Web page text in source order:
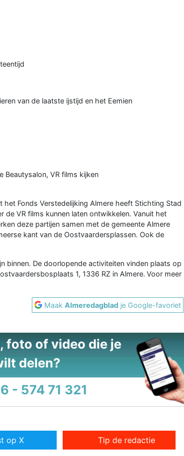
van de laatste ijstijd en het Eemien
Beautysalon, VR films kijken
het Fonds Verstedelijking Almere heeft Stichting Stad
VR films kunnen laten ontwikkelen. Vanuit het
deze partijen samen met de gemeente Almere
kant van de Oostvaardersplassen. Ook de
binnen. De doorlopende activiteiten vinden plaats op
1, 1336 RZ in Almere. Voor meer
MaakAlmeredagblad je Google-favoriet
foto of video die je
delen?
- 574 71 321
op X Tip de redactie